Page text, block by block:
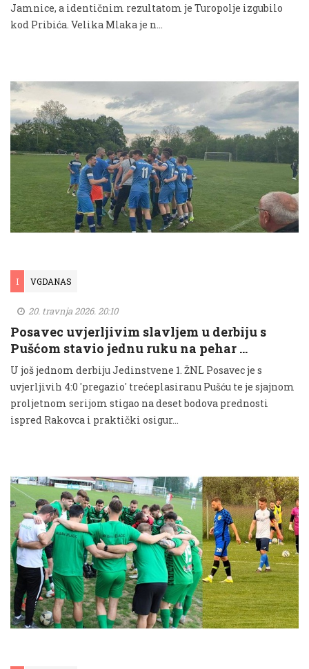
Jamnice, a identičnim rezultatom je Turopolje izgubilo
kod Pribića. Velika Mlaka je n...
I VGDANAS
20. travnja 2026. 20:10
Posavec uvjerljivim slavljem u derbiju s
Pušćom stavio jednu ruku na pehar …
U još jednom derbiju Jedinstvene 1. ŽNL Posavec je s
uvjerljivih 4:0 'pregazio' trećeplasiranu Pušću te je sjajnom
proljetnom serijom stigao na deset bodova prednosti
ispred Rakovca i praktički osigur...